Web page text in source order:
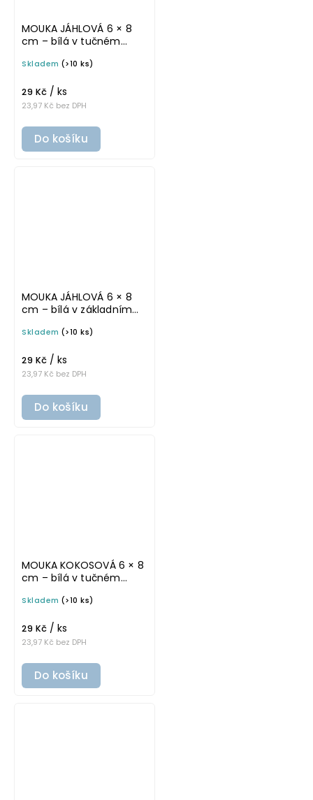
MOUKA JÁHLOVÁ 6 × 8
cm – bílá v tučném
samolepka na
Skladem (>10 ks)
23,97 Kč bez DPH
29 Kč / ks
Do košíku
MOUKA JÁHLOVÁ 6 × 8
cm – bílá v základním
samolepka na
Skladem (>10 ks)
23,97 Kč bez DPH
29 Kč / ks
Do košíku
MOUKA KOKOSOVÁ 6 × 8
cm – bílá v tučném
samolepka na
Skladem (>10 ks)
23,97 Kč bez DPH
29 Kč / ks
Do košíku